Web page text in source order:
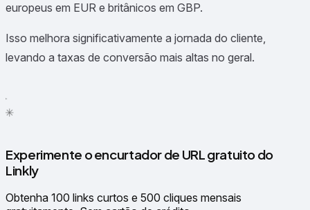
europeus em EUR e britânicos em GBP.
Isso melhora significativamente a jornada do cliente,
levando a taxas de conversão mais altas no geral.
✳
Experimente o encurtador de URL gratuito do
Linkly
Obtenha 100 links curtos e 500 cliques mensais